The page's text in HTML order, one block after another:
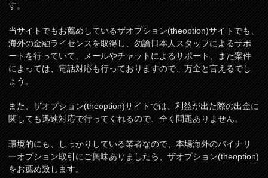
す。
当サイトでもお薦めしているザオプション(theoption)サイトでも、
海外の金融ライセンスを取得し、勿論日本人スタッフによるサポ
ートを行っていて、メールやチャットによるサポート、また案件
によっては、電話対応も行っておりますので、万全と言えるでし
ょう。
また、ザオプション(theoption)サイトでは、利益が出た際の出金に
関しても迅速対応で行ってくれるので、全く問題ありません。
環境的にも、しっかりしている業者なので、本場海外のバイナリ
ーオプション取引にご興味ありましたら、ザオプション(theoption)
をお薦め致します。